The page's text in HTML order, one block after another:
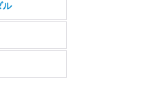
ル